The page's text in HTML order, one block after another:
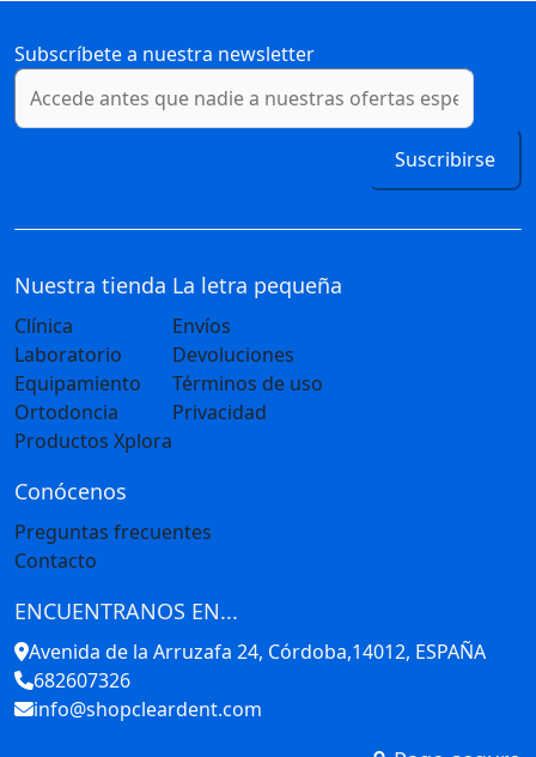
Subscríbete a nuestra newsletter
Suscribirse
Nuestra tienda
Clínica
Laboratorio
Equipamiento
Ortodoncia
Productos Xplora
La letra pequeña
Envíos
Devoluciones
Términos de uso
Privacidad
Conócenos
Preguntas frecuentes
Contacto
ENCUENTRANOS EN...
Avenida de la Arruzafa 24, Córdoba,14012, ESPAÑA
682607326
info@shopcleardent.com